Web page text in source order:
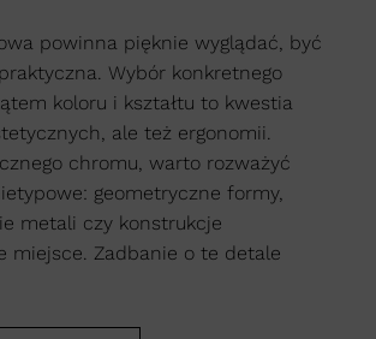
powinna pięknie wyglądać, być
Wybór konkretnego
koloru i kształtu to kwestia
ale też ergonomii.
chromu, warto rozważyć
geometryczne formy,
metali czy konstrukcje
miejsce. Zadbanie o te detale